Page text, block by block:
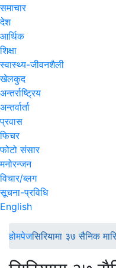
समाचार
देश
आर्थिक
शिक्षा
स्वास्थ्य-जीवनशैली
खेलकुद
अन्तर्राष्ट्रिय
अन्तर्वार्ता
प्रवास
फिचर
फोटो संसार
मनोरन्जन
विचार/ब्लग
सूचना-प्रविधि
English
होमपेजसिरियामा ३७ सैनिक